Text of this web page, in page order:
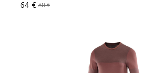
64 € 80 €